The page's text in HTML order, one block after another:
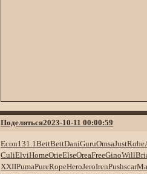
Поделиться2023-10-11 00:00:59
Econ131.1BettBettDaniGuruOmsaJustRobe
CuliElviHomeOrieElseOreaFreeGinoWill
XXIIPumaPureRopeHeroJeroIrenPushscar